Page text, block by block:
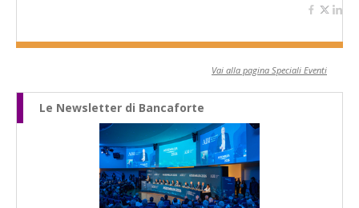
Vai alla pagina Speciali Eventi
Le Newsletter di Bancaforte